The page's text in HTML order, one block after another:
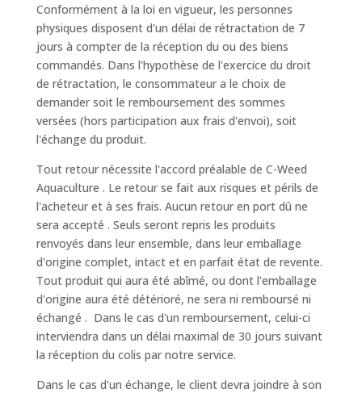
Conformément à la loi en vigueur, les personnes
physiques disposent d'un délai de rétractation de 7
jours à compter de la réception du ou des biens
commandés. Dans l'hypothèse de l'exercice du droit
de rétractation, le consommateur a le choix de
demander soit le remboursement des sommes
versées (hors participation aux frais d'envoi), soit
l'échange du produit.
Tout retour nécessite l'accord préalable de C-Weed
Aquaculture . Le retour se fait aux risques et périls de
l'acheteur et à ses frais. Aucun retour en port dû ne
sera accepté . Seuls seront repris les produits
renvoyés dans leur ensemble, dans leur emballage
d'origine complet, intact et en parfait état de revente.
Tout produit qui aura été abîmé, ou dont l'emballage
d'origine aura été détérioré, ne sera ni remboursé ni
échangé . Dans le cas d'un remboursement, celui-ci
interviendra dans un délai maximal de 30 jours suivant
la réception du colis par notre service.
Dans le cas d'un échange, le client devra joindre à son